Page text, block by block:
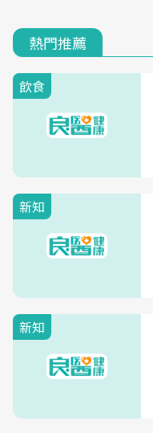
熱門推薦
飲食
新知
新知